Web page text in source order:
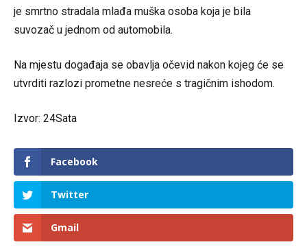
je smrtno stradala mlađa muška osoba koja je bila
suvozač u jednom od automobila.
Na mjestu događaja se obavlja očevid nakon kojeg će se
utvrditi razlozi prometne nesreće s tragičnim ishodom.
Izvor: 24Sata
Facebook
Twitter
Gmail